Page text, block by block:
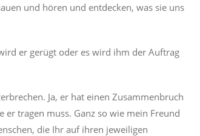
und hören und entdecken, was sie uns
er gerügt oder es wird ihm der Auftrag
Ja, er hat einen Zusammenbruch
er tragen muss. Ganz so wie mein Freund
die Ihr auf ihren jeweiligen